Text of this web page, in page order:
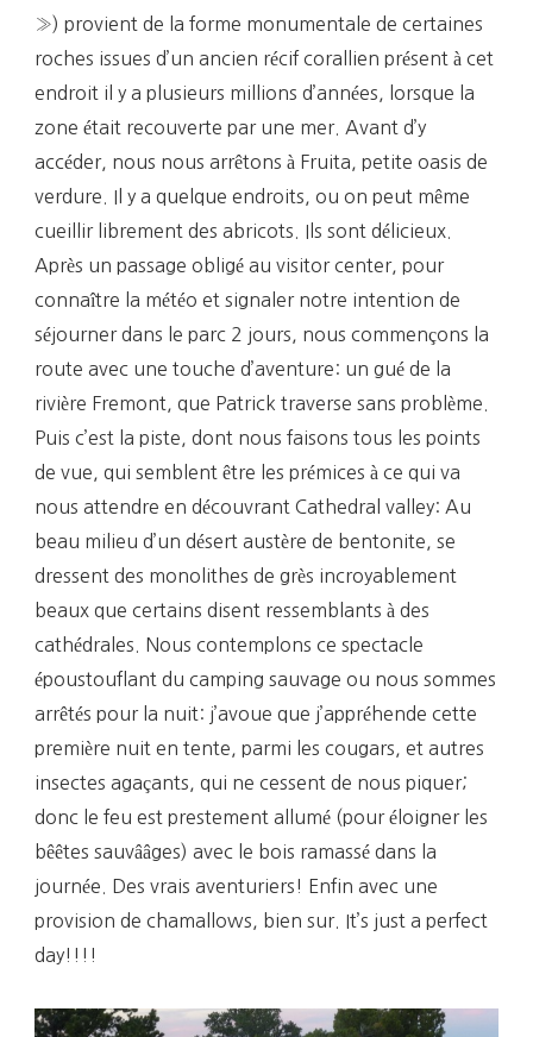
») provient de la forme monumentale de certaines
roches issues d’un ancien récif corallien présent à cet
endroit il y a plusieurs millions d’années, lorsque la
zone était recouverte par une mer. Avant d’y
accéder, nous nous arrêtons à Fruita, petite oasis de
verdure. Il y a quelque endroits, ou on peut même
cueillir librement des abricots. Ils sont délicieux.
Après un passage obligé au visitor center, pour
connaître la météo et signaler notre intention de
séjourner dans le parc 2 jours, nous commençons la
route avec une touche d’aventure: un gué de la
rivière Fremont, que Patrick traverse sans problème.
Puis c’est la piste, dont nous faisons tous les points
de vue, qui semblent être les prémices à ce qui va
nous attendre en découvrant Cathedral valley: Au
beau milieu d’un désert austère de bentonite, se
dressent des monolithes de grès incroyablement
beaux que certains disent ressemblants à des
cathédrales. Nous contemplons ce spectacle
époustouflant du camping sauvage ou nous sommes
arrêtés pour la nuit: j’avoue que j’appréhende cette
première nuit en tente, parmi les cougars, et autres
insectes agaçants, qui ne cessent de nous piquer;
donc le feu est prestement allumé (pour éloigner les
bêêtes sauvââges) avec le bois ramassé dans la
journée. Des vrais aventuriers! Enfin avec une
provision de chamallows, bien sur. It’s just a perfect
day!!!!